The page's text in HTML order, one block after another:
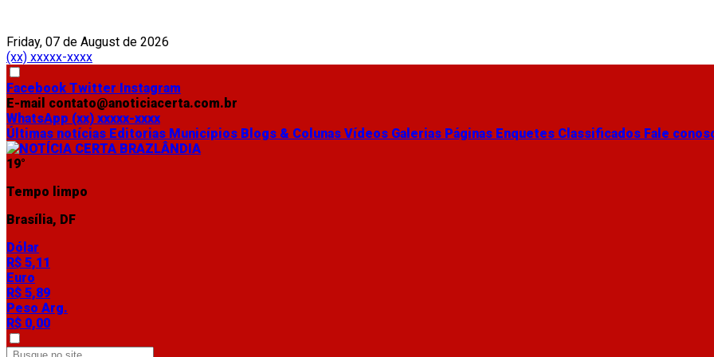
Friday, 07 de August de 2026
(xx) xxxxx-xxxx
Facebook Twitter Instagram
E-mail contato@anoticiacerta.com.br
WhatsApp (xx) xxxxx-xxxx
Últimas notícias Editorias Municípios Blogs & Colunas Vídeos Galerias Páginas Enquetes Classificados Fale
19°
Tempo limpo
Brasília, DF
Dólar
R$ 5,11
Euro
R$ 5,89
Peso Arg.
R$ 0,00